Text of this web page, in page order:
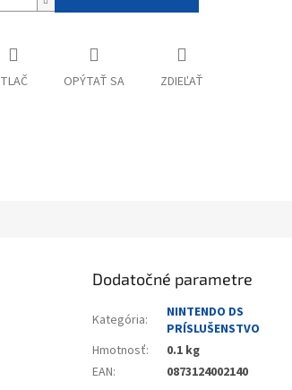
TLAČ OPÝTAŤ SA ZDIEĽAŤ
Dodatočné parametre
Kategória:
NINTENDO DS
PRÍSLUŠENSTVO
Hmotnosť:
0.1 kg
EAN: 0873124002140